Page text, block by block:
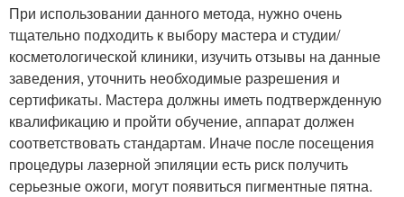
При использовании данного метода, нужно очень
тщательно подходить к выбору мастера и студии/
косметологической клиники, изучить отзывы на данные
заведения, уточнить необходимые разрешения и
сертификаты. Мастера должны иметь подтвержденную
квалификацию и пройти обучение, аппарат должен
соответствовать стандартам. Иначе после посещения
процедуры лазерной эпиляции есть риск получить
серьезные ожоги, могут появиться пигментные пятна.